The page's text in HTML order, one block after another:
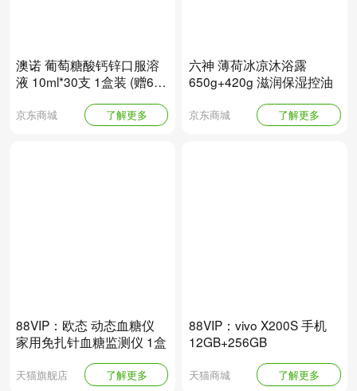
澳诺 葡萄糖酸钙锌口服溶
液 10ml*30支 1盒装 (赠60
京东商城 了解更多
六神 薄荷冰凉沐浴露
650g+420g 滋润保湿控油
京东商城 了解更多
88VIP：欧态 动态血糖仪
家用免扎针血糖监测仪 1盒
天猫旗舰店 了解更多
88VIP：vivo X200S 手机
12GB+256GB
天猫商城 了解更多